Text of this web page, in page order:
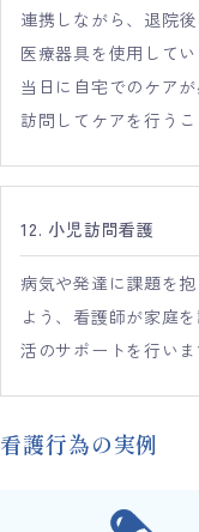
連携しながら、退院
医療器具を使用して
当日に自宅でのケア
訪問してケアを行うこ
12. 小児訪問看護
病気や発達に課題を
よう、看護師が家庭
活のサポートを行いま
看護行為の実例